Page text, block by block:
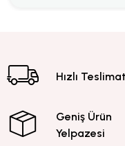
Hızlı Teslimat
Geniş Ürün
Yelpazesi